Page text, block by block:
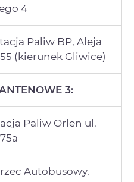
4
Paliw BP, Aleja
(kierunek Gliwice)
3:
Paliw Orlen ul.
Autobusowy,